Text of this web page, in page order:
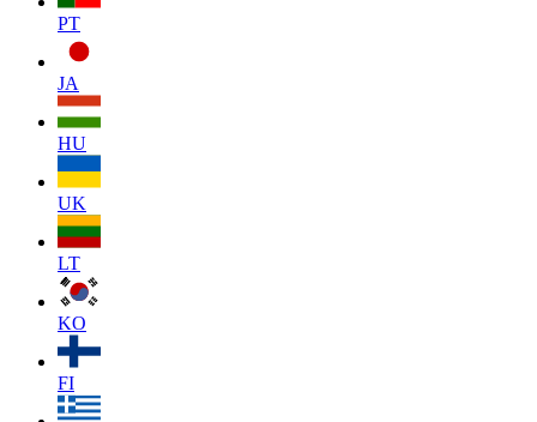
PT
JA
HU
UK
LT
KO
FI